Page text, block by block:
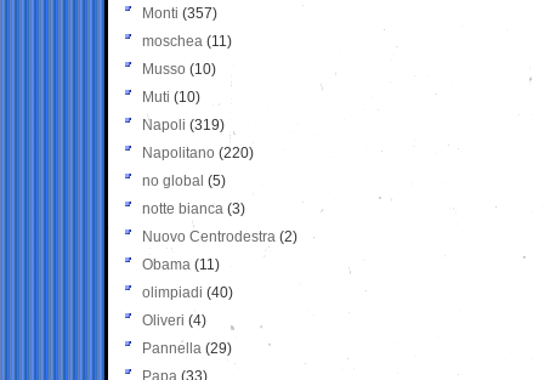
Monti (357)
moschea (11)
Musso (10)
Muti (10)
Napoli (319)
Napolitano (220)
no global (5)
notte bianca (3)
Nuovo Centrodestra (2)
Obama (11)
olimpiadi (40)
Oliveri (4)
Pannella (29)
Papa (33)